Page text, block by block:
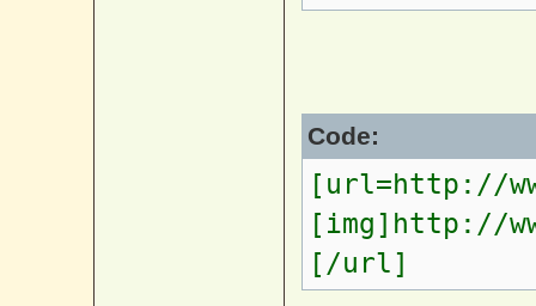
Code:
[url=http://
[img]http://
[/url]